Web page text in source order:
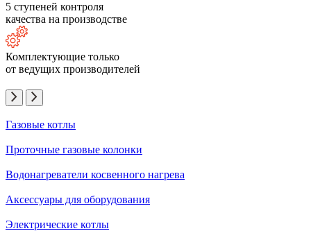
5 ступеней контроля
качества на производстве
Комплектующие только
от ведущих производителей
Газовые котлы
Проточные газовые колонки
Водонагреватели косвенного нагрева
Аксессуары для оборудования
Электрические котлы